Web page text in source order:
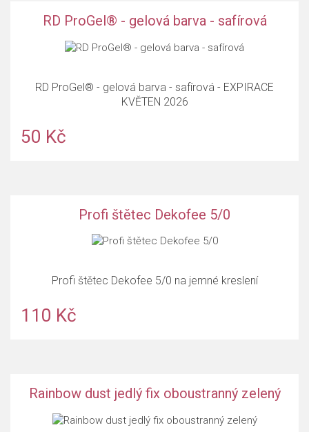
RD ProGel® - gelová barva - safírová
RD ProGel® - gelová barva - safírová - EXPIRACE
KVĚTEN 2026
50 Kč
Profi štětec Dekofee 5/0
Profi štětec Dekofee 5/0 na jemné kreslení
110 Kč
Rainbow dust jedlý fix oboustranný zelený